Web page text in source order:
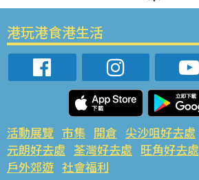
港玩港食港生活
活動展覽 市集 開倉 尖沙咀好去處
元朗好去處 荃灣好去處 旺角好去處
戶外郊遊 社會福利